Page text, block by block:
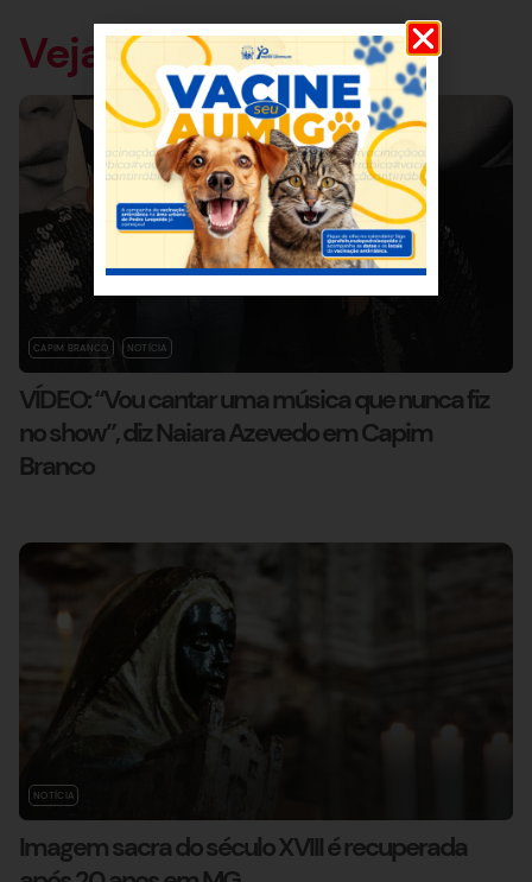
Veja também
CAPIM BRANCO NOTÍCIA
VÍDEO: “Vou cantar uma música que nunca fiz
no show”, diz Naiara Azevedo em Capim
Branco
NOTÍCIA
Imagem sacra do século XVIII é recuperada